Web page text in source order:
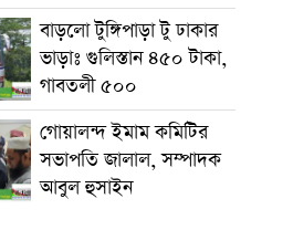
বাড়লো টুঙ্গিপাড়া টু ঢাকার
ভাড়াঃ গুলিস্তান ৪৫০ টাকা,
গাবতলী ৫০০
গোয়ালন্দ ইমাম কমিটির
সভাপতি জালাল, সম্পাদক
আবুল হুসাইন